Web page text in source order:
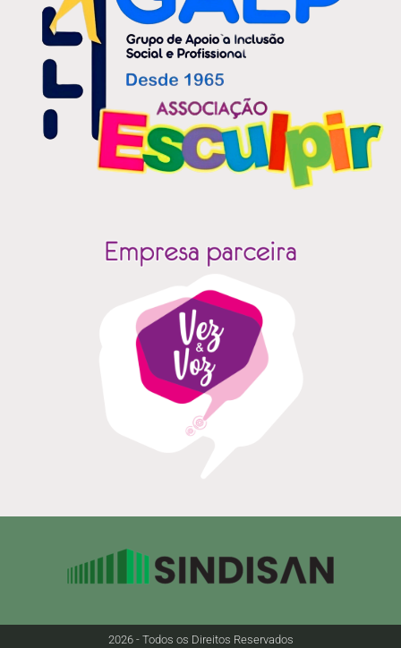
2026 - Todos os Direitos Reservados